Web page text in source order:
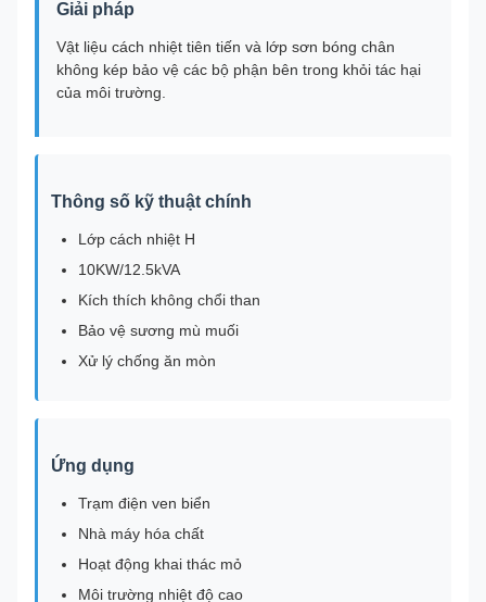
Giải pháp
Vật liệu cách nhiệt tiên tiến và lớp sơn bóng chân
không kép bảo vệ các bộ phận bên trong khỏi tác hại
của môi trường.
Thông số kỹ thuật chính
Lớp cách nhiệt H
10KW/12.5kVA
Kích thích không chổi than
Bảo vệ sương mù muối
Xử lý chống ăn mòn
Ứng dụng
Trạm điện ven biển
Nhà máy hóa chất
Hoạt động khai thác mỏ
Môi trường nhiệt độ cao